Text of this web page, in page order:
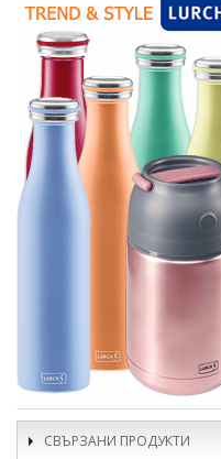
СВЪРЗАНИ ПРОДУКТИ